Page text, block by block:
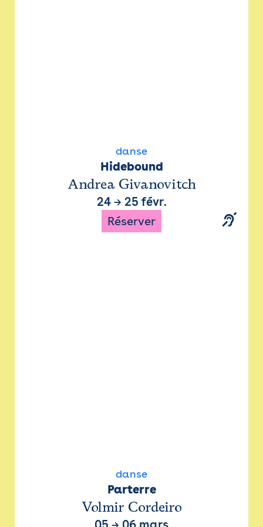
danse
Hidebound
Andrea Givanovitch
24→ 25 févr.
Réserver
danse
Parterre
Volmir Cordeiro